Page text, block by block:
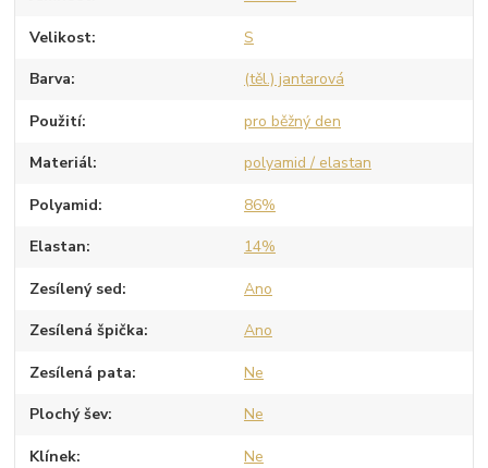
Velikost S
Barva (těl.) jantarová
Použití pro běžný den
Materiál polyamid / elastan
Polyamid 86%
Elastan 14%
Zesílený sed Ano
Zesílená špička Ano
Zesílená pata Ne
Plochý šev Ne
Klínek Ne